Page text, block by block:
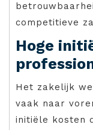
competitieve
Hoge
Het zakelijk
vaak naar
initiële kosten